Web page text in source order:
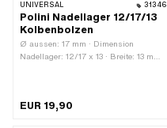
UNIVERSAL 31346
Polini Nadellager 12/17/13
Kolbenbolzen
Ø aussen: 17 mm · Dimension
Nadellager: 12/17 x 13 · Breite: 13 mm ·
EUR 19,90